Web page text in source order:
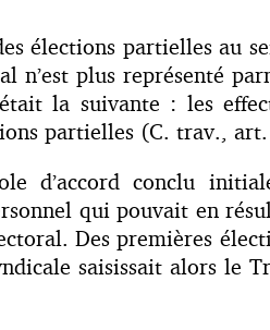
élections partielles au
n’est plus représenté
la suivante : les
partielles (C. trav.,
d’accord conclu
qui pouvait en
Des premières
saisissait alors le